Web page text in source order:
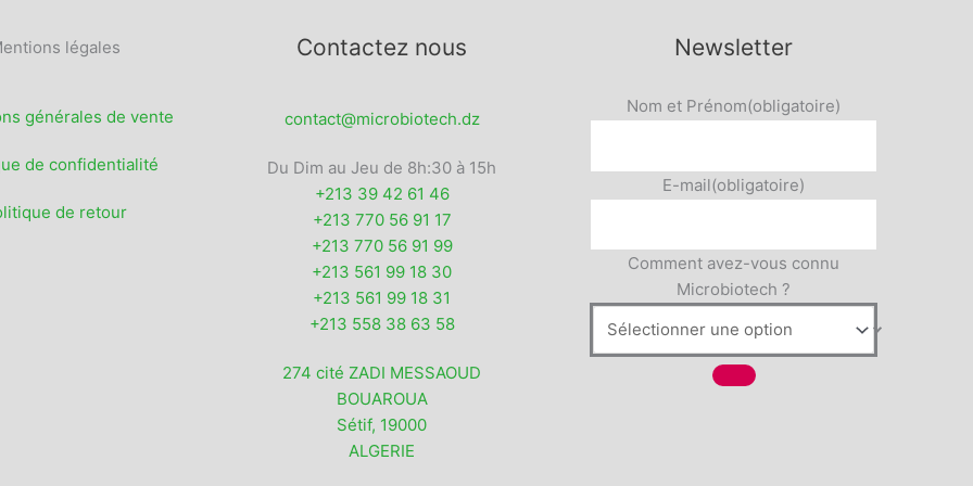
légales
générales de vente
de confidentialité
de retour
Contactez nous
contact@microbiotech.dz
Du Dim au Jeu de 8h:30 à 15h
+213 39 42 61 46
+213 770 56 91 17
+213 770 56 91 99
+213 561 99 18 30
+213 561 99 18 31
+213 558 38 63 58
274 cité ZADI MESSAOUD
BOUAROUA
Sétif, 19000
ALGERIE
Newsletter
Nom et Prénom(obligatoire)
E-mail(obligatoire)
Comment avez-vous connu
Microbiotech ?